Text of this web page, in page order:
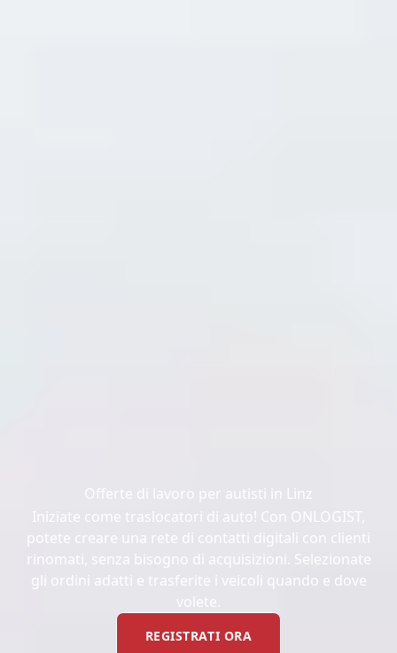
Offerte di lavoro per autisti in Linz
Iniziate come traslocatori di auto! Con ONLOGIST,
potete creare una rete di contatti digitali con clienti
rinomati, senza bisogno di acquisizioni. Selezionate
gli ordini adatti e trasferite i veicoli quando e dove
volete.
REGISTRATI ORA